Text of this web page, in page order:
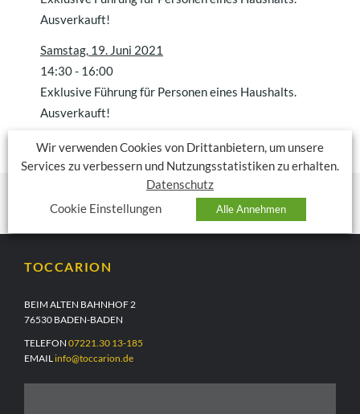
Ausverkauft!
Samstag, 19. Juni 2021
14:30- 16:00
Exklusive Führung für Personen eines Haushalts.
Ausverkauft!
TOCCARION
BEIM ALTEN BAHNHOF 2
76530 BADEN-BADEN
TELEFON 07221.30 13-185
EMAIL info@toccarion.de
Wir verwenden Cookies von Drittanbietern, um unsere
Services zu verbessern und Nutzungsstatistiken zu erhalten.
Datenschutz
Cookie Einstellungen
Alle Annehmen